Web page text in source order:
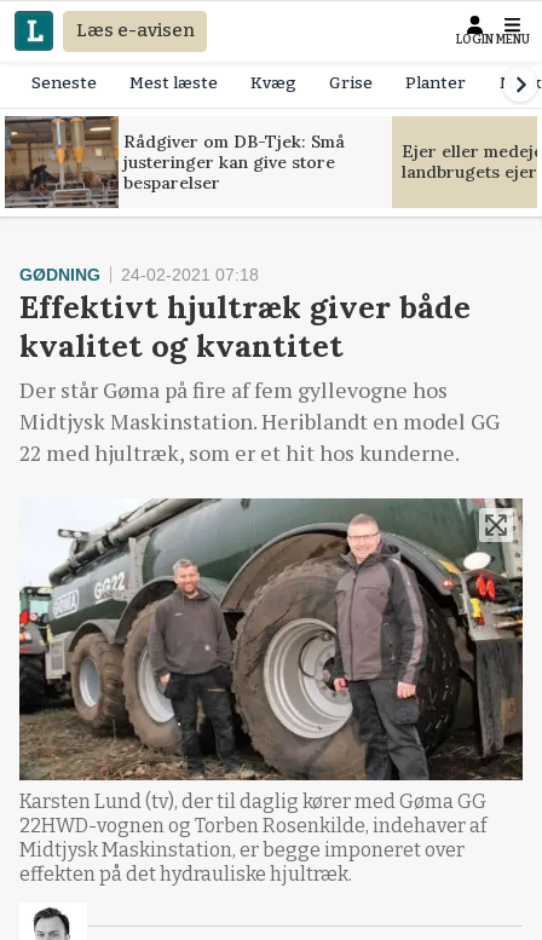
Læs e-avisen LOGIN MENU
Seneste Mest læste Kvæg Grise Planter
Rådgiver om DB-Tjek: Små
justeringer kan give store
besparelser
Ejer eller
landbrugets
GØDNING 24-02-2021 07:18
Effektivt hjultræk giver både
kvalitet og kvantitet
Der står Gøma på fire af fem gyllevogne hos
Midtjysk Maskinstation. Heriblandt en model GG
22 med hjultræk, som er et hit hos kunderne.
Karsten Lund (tv), der til daglig kører med Gøma GG
22HWD-vognen og Torben Rosenkilde, indehaver af
Midtjysk Maskinstation, er begge imponeret over
effekten på det hydrauliske hjultræk.